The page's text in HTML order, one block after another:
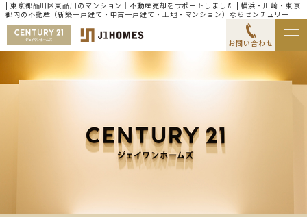
| 東京都品川区東品川のマンション｜不動産売却をサポートしました | 横浜・川崎・東京
都内の不動産（新築一戸建て・中古一戸建て・土地・マンション）ならセンチュリー21
ジェイワンホームズ
お問い合わせ